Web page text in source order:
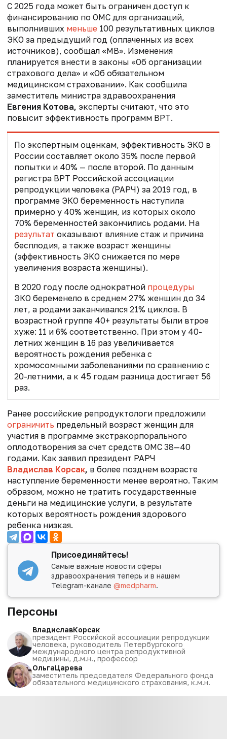
С 2025 года может быть ограничен доступ к
финансированию по ОМС для организаций,
выполнивших меньше 100 результативных циклов
ЭКО за предыдущий год (оплаченных из всех
источников), сообщал «МВ». Изменения
планируется внести в законы «Об организации
страхового дела» и «Об обязательном
медицинском страховании». Как сообщила
заместитель министра здравоохранения
Евгения Котова, эксперты считают, что это
повысит эффективность программ ВРТ.
По экспертным оценкам, эффективность ЭКО в
России составляет около 35% после первой
попытки и 40% — после второй. По данным
регистра ВРТ Российской ассоциации
репродукции человека (РАРЧ) за 2019 год, в
программе ЭКО беременность наступила
примерно у 40% женщин, из которых около
70% беременностей закончились родами. На
результат оказывают влияние стаж и причина
бесплодия, а также возраст женщины
(эффективность ЭКО снижается по мере
увеличения возраста женщины).
В 2020 году после однократной процедуры
ЭКО беременело в среднем 27% женщин до 34
лет, а родами заканчивался 21% циклов. В
возрастной группе 40+ результаты были втрое
хуже: 11 и 6% соответственно. При этом у 40-
летних женщин в 16 раз увеличивается
вероятность рождения ребенка с
хромосомными заболеваниями по сравнению с
20-летними, а к 45 годам разница достигает 56
раз.
Ранее российские репродуктологи предложили
ограничить предельный возраст женщин для
участия в программе экстракорпорального
оплодотворения за счет средств ОМС 38—40
годами. Как заявил президент РАРЧ
Владислав Корсак, в более позднем возрасте
наступление беременности менее вероятно. Таким
образом, можно не тратить государственные
деньги на медицинские услуги, в результате
которых вероятность рождения здорового
ребенка низкая.
Присоединяйтесь!
Самые важные новости сферы
здравоохранения теперь и в нашем
Telegram-канале@medpharm.
Персоны
ВладиславКорсак
президент Российской ассоциации репродукции
человека, руководитель Петербургского
международного центра репродуктивной
медицины, д.м.н., профессор
ОльгаЦарева
замеcтитель председателя Федерального фонда
обязательного медицинского страхования, к.м.н.